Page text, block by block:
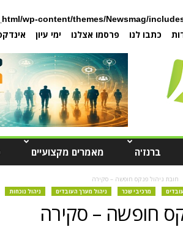
wp-content/themes/Newsmag/
כתבו לנו פרסמו אצלנו ימי עיון
ברנז'ה מאמרים מקצועיים
חובת ניהול פנקס חופשה – סקירה
מרכיבי שכר ניהול מערך העובדים ניהול נוכחות
חופשה – סקירה